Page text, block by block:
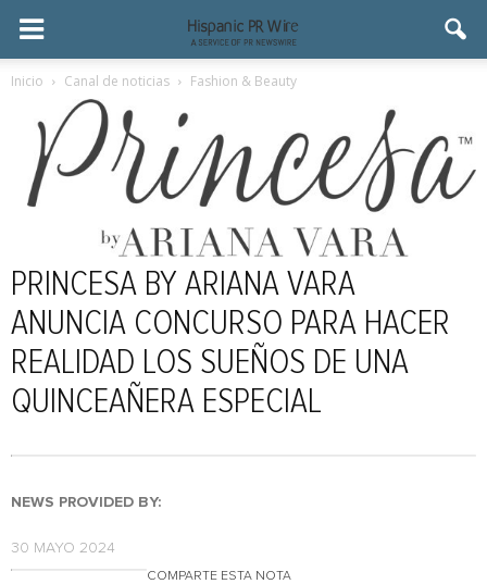
Inicio Canal de noticias Fashion & Beauty
PRINCESA BY ARIANA VARA
ANUNCIA CONCURSO PARA HACER
REALIDAD LOS SUEÑOS DE UNA
QUINCEAÑERA ESPECIAL
NEWS PROVIDED BY:
30 MAYO 2024
COMPARTE ESTA NOTA